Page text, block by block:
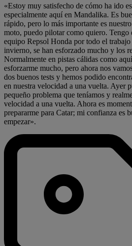
«Estoy muy satisfecho de cómo ha ido
especialmente aquí en Mandalika. Es
rápido, pero lo más importante es
moto, puedo pilotar como quiero.
equipo Repsol Honda por todo el
invierno, se han esforzado mucho y los
Normalmente en pistas cálidas como
esforzarme mucho, pero ahora nos
dos buenos tests y hemos podido
en nuestra velocidad a una vuelta. Ayer
pequeño problema que teníamos y
velocidad a una vuelta. Ahora es
prepararme para Catar; mi confianza es
empezar».